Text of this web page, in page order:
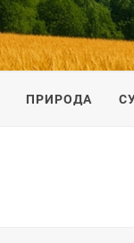
ПРИРОДА